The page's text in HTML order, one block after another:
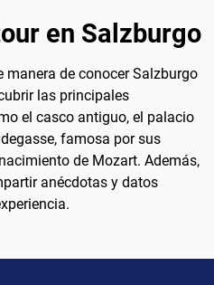
en Salzburgo
manera de conocer Salzburgo
las principales
el casco antiguo, el palacio
famosa por sus
de Mozart. Además,
anécdotas y datos